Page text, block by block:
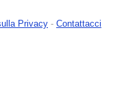
Privacy - Contattacci